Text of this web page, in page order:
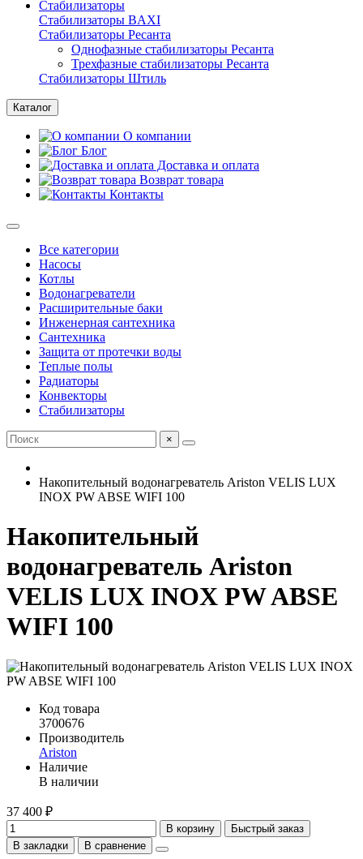
Стабилизаторы
Стабилизаторы BAXI
Стабилизаторы Ресанта
Однофазные стабилизаторы Ресанта
Трехфазные стабилизаторы Ресанта
Стабилизаторы Штиль
Каталог
О компании
Блог
Доставка и оплата
Возврат товара
Контакты
Все категории
Насосы
Котлы
Водонагреватели
Расширительные баки
Инженерная сантехника
Сантехника
Защита от протечки воды
Теплые полы
Радиаторы
Конвекторы
Стабилизаторы
×
Накопительный водонагреватель Ariston VELIS LUX
INOX PW ABSE WIFI 100
Накопительный
водонагреватель Ariston
VELIS LUX INOX PW ABSE
WIFI 100
Код товара
3700676
Производитель
Ariston
Наличие
В наличии
37 400 ₽
В корзину
Быстрый заказ
В закладки
В сравнение